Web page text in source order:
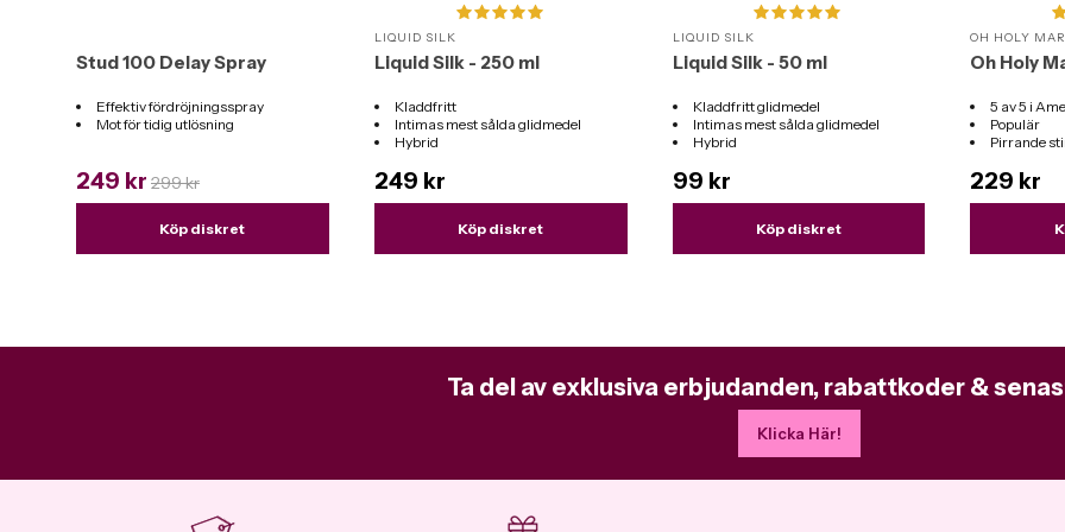
Stud 100 Delay Spray
Effektiv fördröjningsspray
Mot för tidig utlösning
249 kr 299 kr
Köp diskret
LIQUID SILK
Liquid Silk - 250 ml
Kladdfritt
Intimas mest sålda glidmedel
Hybrid
249 kr
Köp diskret
LIQUID SILK
Liquid Silk - 50 ml
Kladdfritt glidmedel
Intimas mest sålda glidmedel
Hybrid
99 kr
Köp diskret
OH HOLY
Oh Holy
5 av 5 i
Populär
Pirrande
229 kr
Ta del av exklusiva erbjudanden, rabattkoder &
Klicka Här!